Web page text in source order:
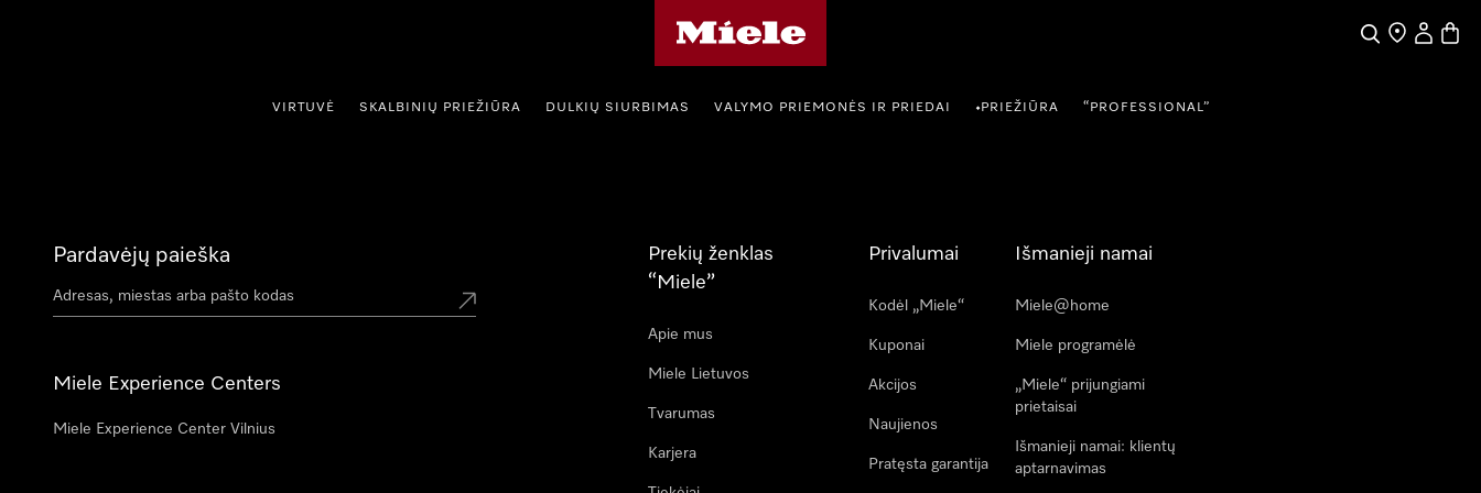
PaieškaPardavėjų
VIRTUVĖ SKALBINIŲ PRIEŽIŪRA DULKIŲ SIURBIMAS VALYMO PRIEMONĖS IR PRIEDAI •PRIEŽIŪRA “PROFESSIONAL”
Pardavėjų paieška
Miele Experience Centers
Miele Experience Center Vilnius
Prekių ženklas
“Miele”
Apie mus
Miele Lietuvos
Tvarumas
Karjera
Privalumai
Kodėl „Miele“
Kuponai
Akcijos
Naujienos
Pratęsta garantija
Išmanieji namai
Miele@home
Miele programėlė
„Miele“ prijungiami
prietaisai
Išmanieji namai: klientų
aptarnavimas